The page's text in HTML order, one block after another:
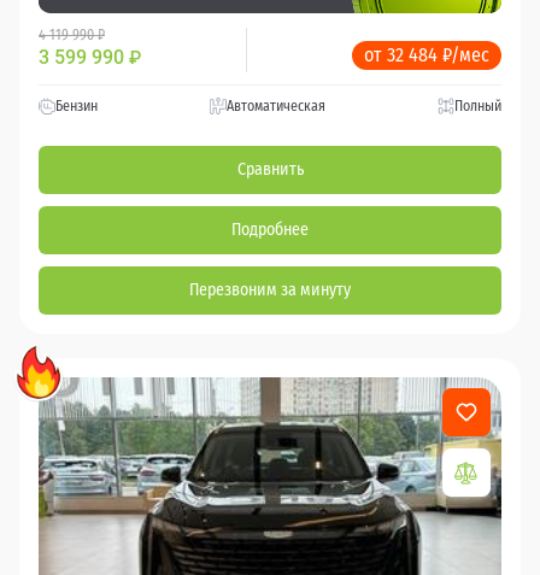
4 119 990 ₽
3 599 990 ₽ от 32 484 ₽/мес
Бензин Автоматическая Полный
Сравнить
Подробнее
Перезвоним за минуту